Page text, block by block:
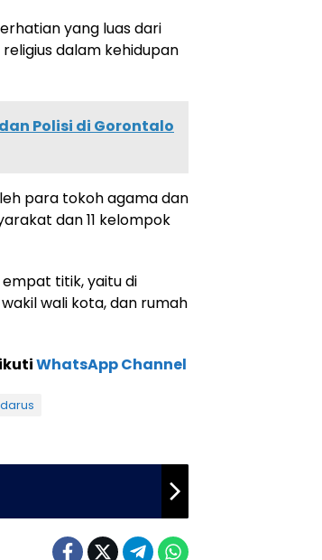
yang luas dari
dalam kehidupan
Polisi di Gorontalo
para tokoh agama dan
dan 11 kelompok
titik, yaitu di
wali kota, dan rumah
WhatsApp Channel